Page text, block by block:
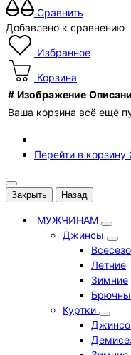
Сравнить
Добавлено к сравнению
Избранное
Корзина
# Изображение
Ваша корзина всё ещё
Перейти в корзину
Закрыть Назад
МУЖЧИНАМ
Джинсы
Летние
Зимние
Куртки